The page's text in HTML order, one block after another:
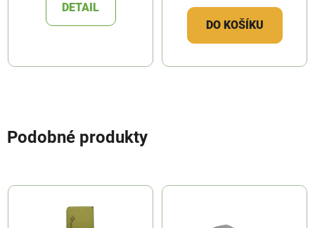
DETAIL
DO KOŠÍKU
Podobné produkty